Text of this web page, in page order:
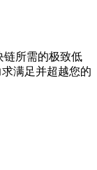
链所需的极致低
满足并超越您的